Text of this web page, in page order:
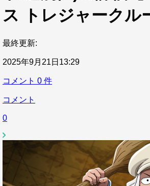
ス トレジャークル
最終更新:
2025年9月21日13:29
コメント 0 件
コメント
0